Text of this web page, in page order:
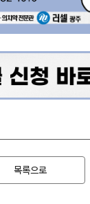
목록으로